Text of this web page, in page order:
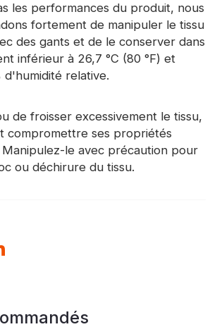
les performances du produit, nous
fortement de manipuler le tissu
des gants et de le conserver dans
inférieur à 26,7 °C (80 °F) et
relative.
de froisser excessivement le tissu,
compromettre ses propriétés
Manipulez-le avec précaution pour
ou déchirure du tissu.